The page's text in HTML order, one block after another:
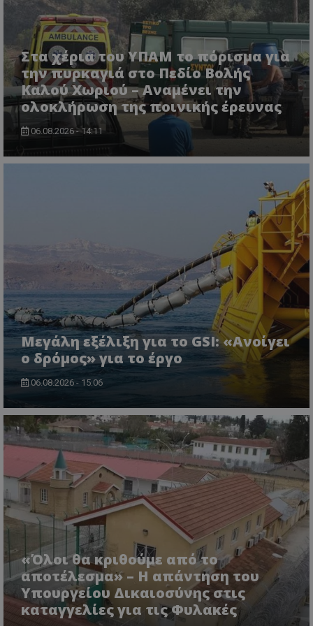
Στα χέρια του ΥΠΑΜ το πόρισμα για
την πυρκαγιά στο Πεδίο Βολής
Καλού Χωριού – Αναμένει την
ολοκλήρωση της ποινικής έρευνας
06.08.2026 - 14:11
Μεγάλη εξέλιξη για το GSI: «Ανοίγει
ο δρόμος» για το έργο
06.08.2026 - 15:06
«Όλοι θα κριθούμε από το
αποτέλεσμα» – Η απάντηση του
Υπουργείου Δικαιοσύνης στις
καταγγελίες για τις Φυλακές
Ονοματεπώνυμο
Προμηθευτής/
usprivacy
.lifenewscy.tothemaonline.com
VISITOR_PRIVACY_METADATA